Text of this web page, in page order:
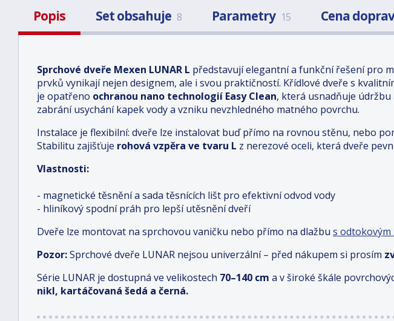
Popis Set obsahuje 8 Parametry 15 Cena
Sprchové dveře Mexen LUNAR L představují elegantní a funkční řešení pro
prvků vynikají nejen designem, ale i svou praktičností. Křídlové dveře s
je opatřeno ochranou nano technologií Easy Clean, která usnadňuje
zabrání usychání kapek vody a vzniku nevzhledného matného povrchu.
Instalace je flexibilní: dveře lze instalovat buď přímo na rovnou stěnu, nebo
Stabilitu zajišťuje rohová vzpěra ve tvaru L z nerezové oceli, která dveře
Vlastnosti:
- magnetické těsnění a sada těsnících lišt pro efektivní odvod vody
- hliníkový spodní práh pro lepší utěsnění dveří
Dveře lze montovat na sprchovou vaničku nebo přímo na dlažbu s odtokovým
Pozor:Sprchové dveře LUNAR nejsou univerzální – před nákupem si prosím
Série LUNAR je dostupná ve velikostech 70–140 cm a v široké škále
nikl, kartáčovaná šedá a černá.